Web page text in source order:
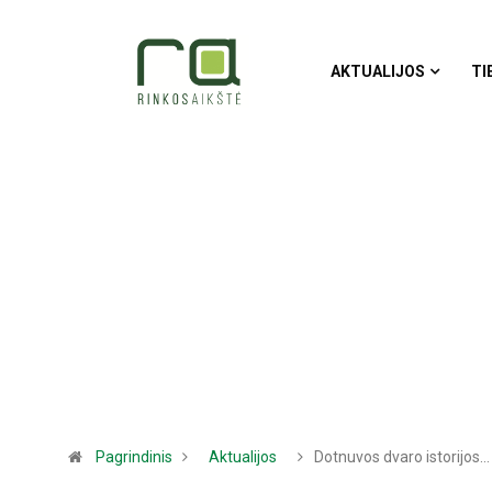
AKTUALIJOS
Pagrindinis Aktualijos Dotnuvos dvaro istorijos…